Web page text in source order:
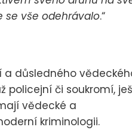
se vše odehrávalo.“
a důsledného
policejní či soukromí,
vědecké a
kriminologii.